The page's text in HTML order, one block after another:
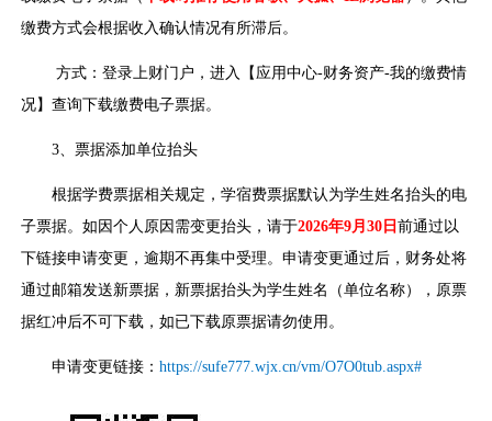
缴费方式会根据收入确认情况有所滞后。
方式：登录上财门户，进入【应用中心-财务资产-我的缴费情
况】查询下载缴费电子票据。
3、票据添加单位抬头
根据学费票据相关规定，学宿费票据默认为学生姓名抬头的电
子票据。如因个人原因需变更抬头，请于2026年9月30日前通过以
下链接申请变更，逾期不再集中受理。申请变更通过后，财务处将
通过邮箱发送新票据，新票据抬头为学生姓名（单位名称），原票
据红冲后不可下载，如已下载原票据请勿使用。
申请变更链接：https://sufe777.wjx.cn/vm/O7O0tub.aspx#